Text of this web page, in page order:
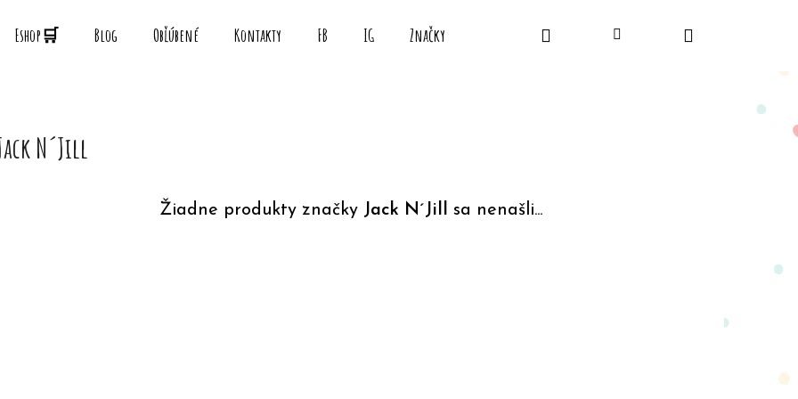
Eshop🛒 Blog Obľúbené Kontakty FB IG Značky Hľadať PrihlásenieNákupný
N´Jill
Žiadne produkty značky Jack N´Jill sa nenašli...